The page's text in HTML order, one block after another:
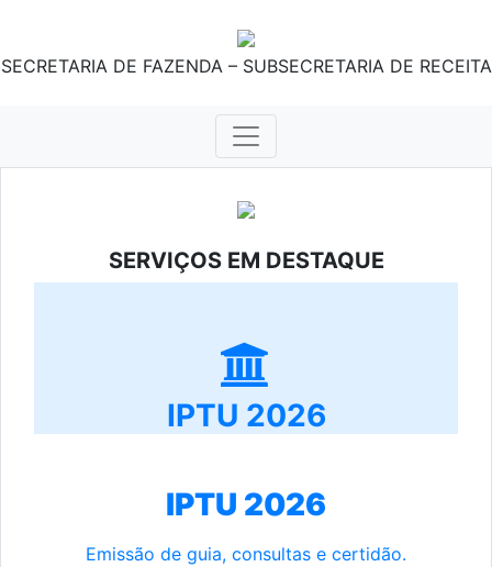
SECRETARIA DE FAZENDA – SUBSECRETARIA DE RECEITA
SERVIÇOS EM DESTAQUE
IPTU 2026
IPTU 2026
Emissão de guia, consultas e certidão.